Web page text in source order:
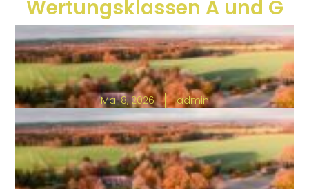
Wertungsklassen A und G
Mai 8, 2026 admin